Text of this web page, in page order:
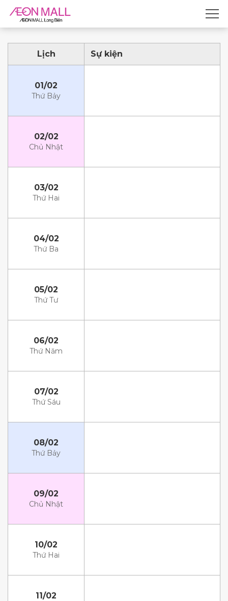
Lịch Sự kiện
01/02
Thứ Bảy
02/02
Chủ Nhật
03/02
Thứ Hai
04/02
Thứ Ba
05/02
Thứ Tư
06/02
Thứ Năm
07/02
Thứ Sáu
08/02
Thứ Bảy
09/02
Chủ Nhật
10/02
Thứ Hai
11/02